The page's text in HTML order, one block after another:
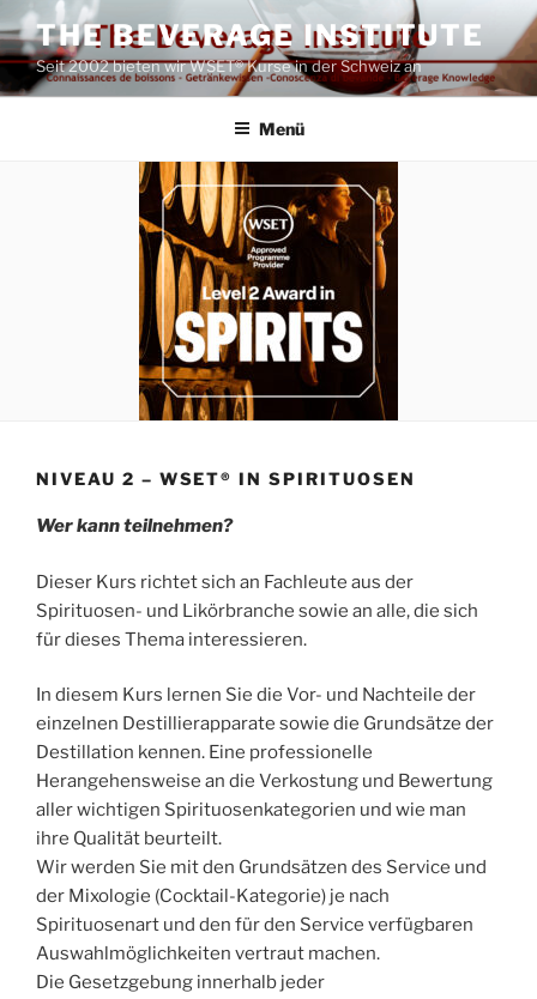
Zum
Inhalt
springen
THE BEVERAGE INSTITUTE
Seit 2002 bieten wir WSET® Kurse in der Schweiz an
Menü
NIVEAU 2 – WSET® IN SPIRITUOSEN
Wer kann teilnehmen?
Dieser Kurs richtet sich an Fachleute aus der
Spirituosen- und Likörbranche sowie an alle, die sich
für dieses Thema interessieren.
In diesem Kurs lernen Sie die Vor- und Nachteile der
einzelnen Destillierapparate sowie die Grundsätze der
Destillation kennen. Eine professionelle
Herangehensweise an die Verkostung und Bewertung
aller wichtigen Spirituosenkategorien und wie man
ihre Qualität beurteilt.
Wir werden Sie mit den Grundsätzen des Service und
der Mixologie (Cocktail-Kategorie) je nach
Spirituosenart und den für den Service verfügbaren
Auswahlmöglichkeiten vertraut machen.
Die Gesetzgebung innerhalb jeder